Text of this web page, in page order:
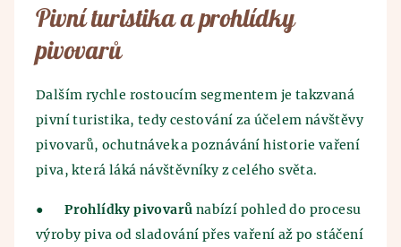
Pivní turistika a prohlídky
pivovarů
Dalším rychle rostoucím segmentem je takzvaná
pivní turistika, tedy cestování za účelem návštěvy
pivovarů, ochutnávek a poznávání historie vaření
piva, která láká návštěvníky z celého světa.
● Prohlídky pivovarů nabízí pohled do procesu
výroby piva od sladování přes vaření až po stáčení